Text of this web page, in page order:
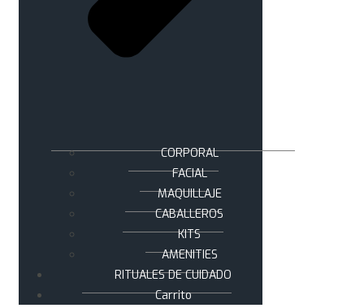
CORPORAL
FACIAL
MAQUILLAJE
CABALLEROS
KITS
AMENITIES
RITUALES DE CUIDADO
Carrito